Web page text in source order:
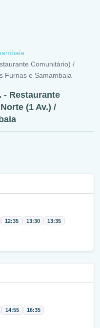
Comunitário) /
Furnas e Samambaia
- Restaurante
(1 Av.) /
12:35 13:30
13:35
14:55 16:35